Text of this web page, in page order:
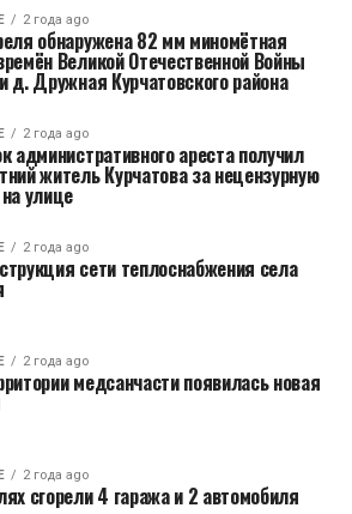
2 года ago
обнаружена 82 мм миномётная
Великой Отечественной Войны
д. Дружная Курчатовского района
2 года ago
административного ареста получил
житель Курчатова за нецензурную
улице
2 года ago
сети теплоснабжения села
2 года ago
медсанчасти появилась новая
2 года ago
сгорели 4 гаража и 2 автомобиля